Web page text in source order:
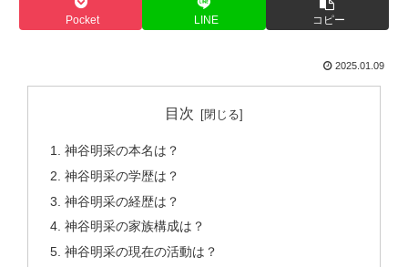
Pocket LINE コピー
2025.01.09
目次
神谷明采の本名は？
神谷明采の学歴は？
神谷明采の経歴は？
神谷明采の家族構成は？
神谷明采の現在の活動は？